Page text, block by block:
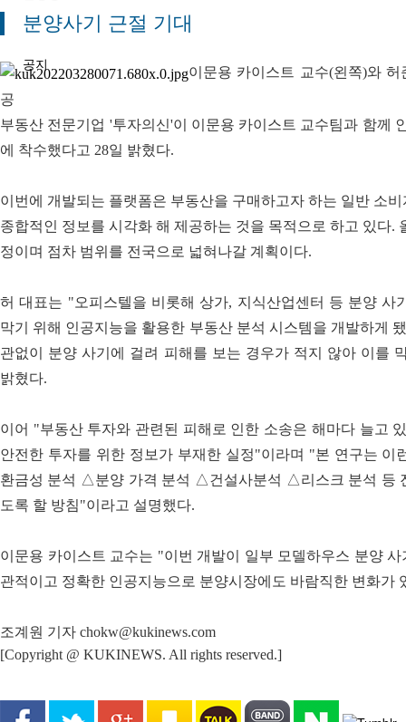
공지
분양사기 근절 기대
이문용 카이스트 교수(왼쪽)와
공
부동산 전문기업 '투자의신'이 이문용 카이스트 교수팀과 함께
에 착수했다고 28일 밝혔다.
이번에 개발되는 플랫폼은 부동산을 구매하고자 하는 일반 소
종합적인 정보를 시각화 해 제공하는 것을 목적으로 하고 있다.
정이며 점차 범위를 전국으로 넓혀나갈 계획이다.
허 대표는 "오피스텔을 비롯해 상가, 지식산업센터 등 분양 사
막기 위해 인공지능을 활용한 부동산 분석 시스템을 개발하게
관없이 분양 사기에 걸려 피해를 보는 경우가 적지 않아 이를
밝혔다.
이어 "부동산 투자와 관련된 피해로 인한 소송은 해마다 늘고
안전한 투자를 위한 정보가 부재한 실정"이라며 "본 연구는
환금성 분석 △분양 가격 분석 △건설사분석 △리스크 분석 등
도록 할 방침"이라고 설명했다.
이문용 카이스트 교수는 "이번 개발이 일부 모델하우스 분양
관적이고 정확한 인공지능으로 분양시장에도 바람직한 변화가
조계원 기자 chokw@kukinews.com
[Copyright @ KUKINEWS. All rights reserved.]